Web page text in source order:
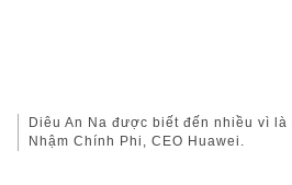
Diêu An Na được biết đến nhiều vì là
Nhậm Chính Phi, CEO Huawei.